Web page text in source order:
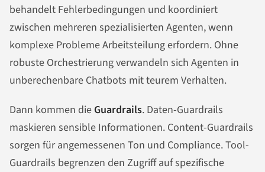
behandelt Fehlerbedingungen und koordiniert
zwischen mehreren spezialisierten Agenten, wenn
komplexe Probleme Arbeitsteilung erfordern. Ohne
robuste Orchestrierung verwandeln sich Agenten in
unberechenbare Chatbots mit teurem Verhalten.
Dann kommen die Guardrails. Daten-Guardrails
maskieren sensible Informationen. Content-Guardrails
sorgen für angemessenen Ton und Compliance. Tool-
Guardrails begrenzen den Zugriff auf spezifische